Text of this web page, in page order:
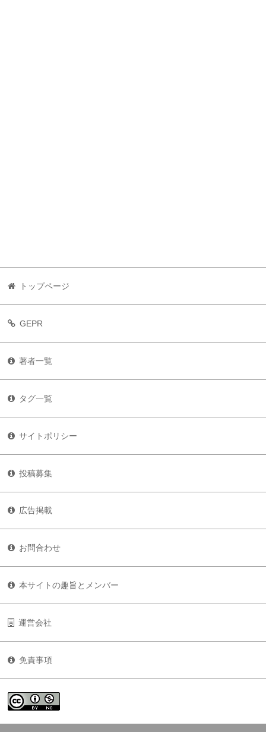
トップページ
GEPR
著者一覧
タグ一覧
サイトポリシー
投稿募集
広告掲載
お問合わせ
本サイトの趣旨とメンバー
運営会社
免責事項